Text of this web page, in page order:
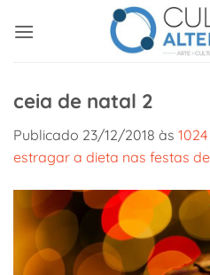
ceia de natal 2
Publicado 23/12/2018 às
estragar a dieta nas festas